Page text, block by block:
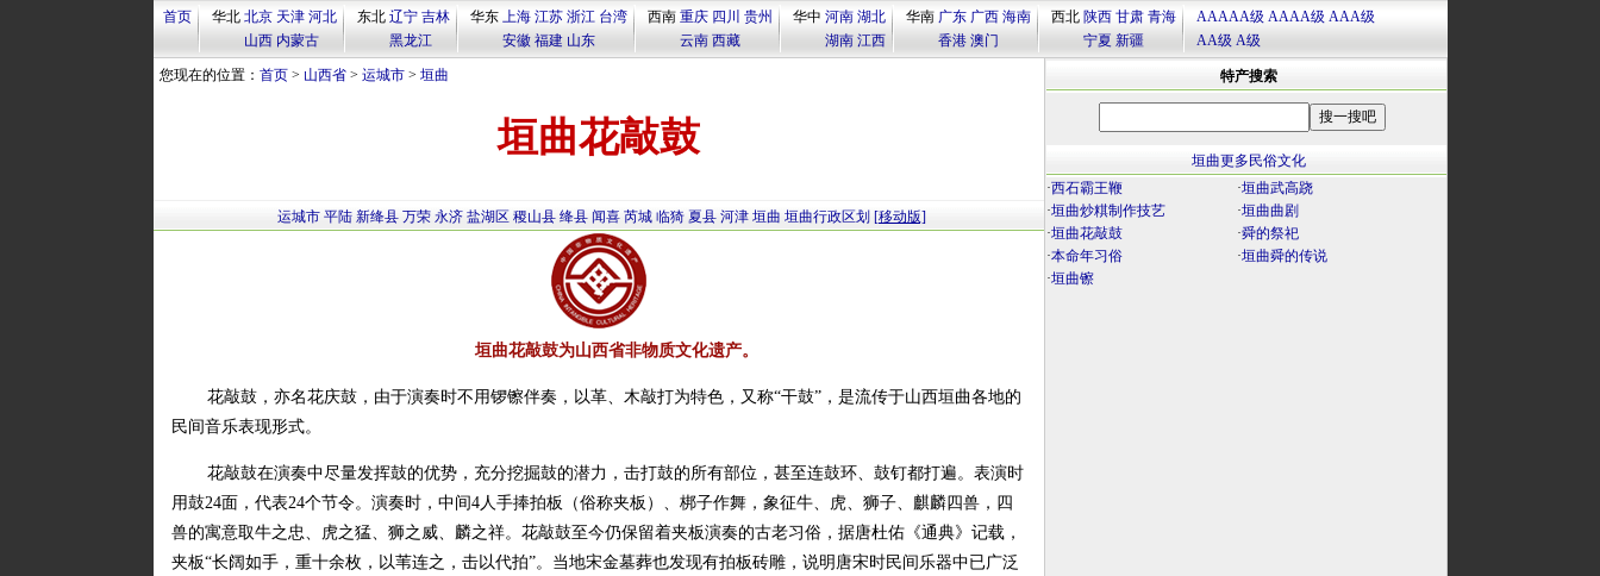
首页 华北 北京 天津 河北
山西 内蒙古
东北 辽宁 吉林
黑龙江
华东 上海 江苏 浙江 台湾
安徽 福建 山东
西南 重庆 四川 贵州
云南 西藏
华中 河南 湖北
湖南 江西
华南 广东 广西 海南
香港 澳门
西北 陕西 甘肃 青海
宁夏 新疆
AAAAA级 AAAA级 AAA级
AA级 A级
您现在的位置： 首页> 山西省> 运城市> 垣曲
垣曲花敲鼓
运城市 平陆 新绛县 万荣 永济 盐湖区 稷山县 绛县 闻喜 芮城 临猗 夏县 河津 垣曲 垣曲行政区划 [移动版]
垣曲花敲鼓为山西省非物质文化遗产。
花敲鼓，亦名花庆鼓，由于演奏时不用锣镲伴奏，以革、木敲打为特色，又称“干鼓”，是流传于山西垣曲各地的
民间音乐表现形式。
花敲鼓在演奏中尽量发挥鼓的优势，充分挖掘鼓的潜力，击打鼓的所有部位，甚至连鼓环、鼓钉都打遍。表演时
用鼓24面，代表24个节令。演奏时，中间4人手捧拍板（俗称夹板）、梆子作舞，象征牛、虎、狮子、麒麟四兽，四
兽的寓意取牛之忠、虎之猛、狮之威、麟之祥。花敲鼓至今仍保留着夹板演奏的古老习俗，据唐杜佑《通典》记载，
夹板“长阔如手，重十余枚，以苇连之，击以代拍”。当地宋金墓葬也发现有拍板砖雕，说明唐宋时民间乐器中已广泛
特产搜索
垣曲更多民俗文化
·西石霸王鞭 ·垣曲武高跷
·垣曲炒粸制作技艺 ·垣曲曲剧
·垣曲花敲鼓 ·舜的祭祀
·本命年习俗 ·垣曲舜的传说
·垣曲镲